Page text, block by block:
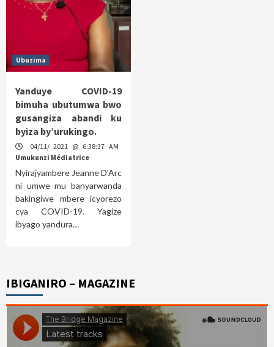
Ubuzima
Yanduye COVID-19
bimuha ubutumwa bwo
gusangiza abandi ku
byiza by’urukingo.
04/11/ 2021 @ 6:38:37 AM
Umukunzi Médiatrice
Nyirajyambere Jeanne D’Arc
ni umwe mu banyarwanda
bakingiwe mbere icyorezo
cya COVID-19. Yagize
ibyago yandura…
IBIGANIRO – MAGAZINE